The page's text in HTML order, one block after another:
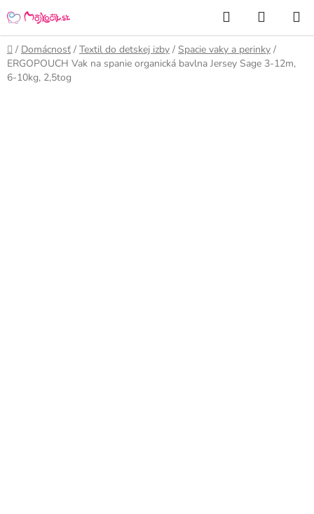
na
obsah
Hľadať
KOŠÍK
Domov
/ Domácnosť / Textil do detskej izby / Spacie vaky a perinky /
ERGOPOUCH Vak na spanie organická bavlna Jersey Sage 3-12m,
6-10kg, 2,5tog